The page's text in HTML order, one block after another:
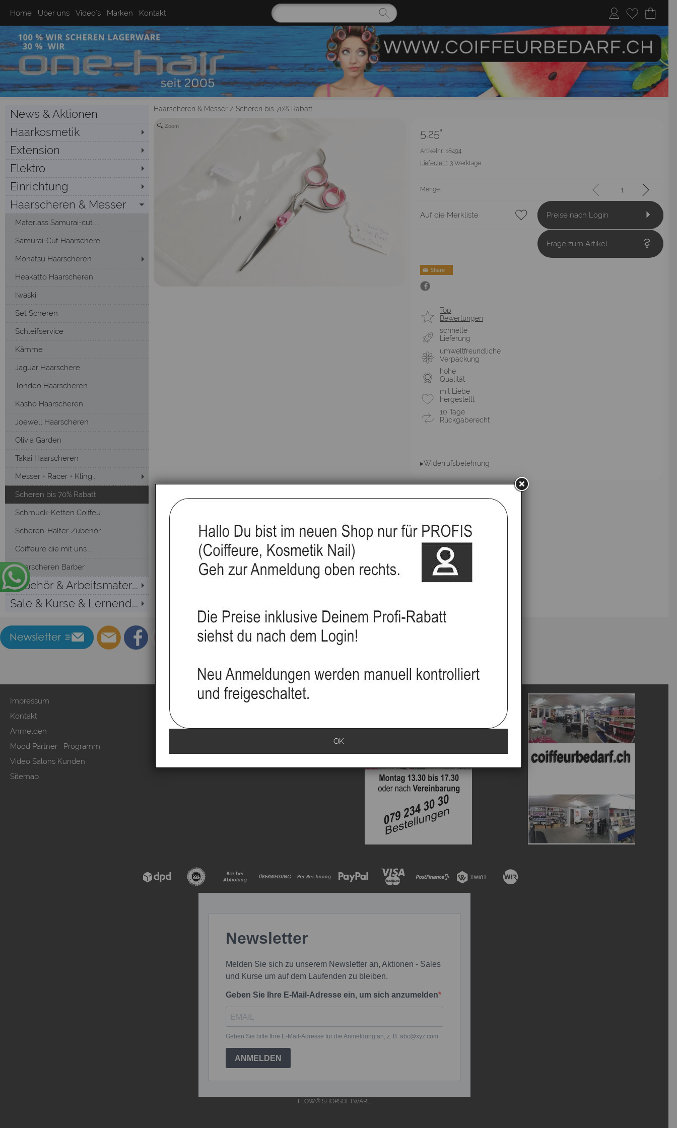
Home Über uns Video`s Marken Kontakt
News & Aktionen
Haarkosmetik
Extension
Elektro
Einrichtung
Haarscheren & Messer
Materlass Samurai-cut ...
Samurai-Cut Haarschere...
Mohatsu Haarscheren
Heakatto Haarscheren
Iwaski
Set Scheren
Schleifservice
Kämme
Jaguar Haarschere
Tondeo Haarscheren
Kasho Haarscheren
Joewell Haarscheren
Olivia Garden
Takai Haarscheren
Messer + Racer + Kling...
Scheren bis 70% Rabatt
Schmuck-Ketten Coiffeu...
Scheren-Halter-Zubehör
Coiffeure die mit uns ...
Haarscheren Barber
Zubehör & Arbeitsmater...
Sale & Kurse & Lernend...
Haarscheren & Messer / Scheren bis 70% Rabatt
Zoom
5.25"
Artikelnr.: 18494
Lieferzeit*: 3 Werktage
Menge:
Auf die Merkliste Preise nach Login
Frage zum Artikel
Top
Bewertungen
schnelle
Lieferung
umweltfreundliche
Verpackung
hohe
Qualität
mit Liebe
hergestellt
10 Tage
Rückgaberecht
▸Widerrufsbelehrung
Impressum
Kontakt
Anmelden
Mood Partner Programm
Video Salons Kunden
Sitemap
Zahlung & Versand
Datenschutzerklärung
FLOW® SHOPSOFTWARE
OK